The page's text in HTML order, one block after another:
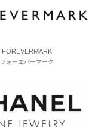
FOREVERMARK
フォーエバーマーク